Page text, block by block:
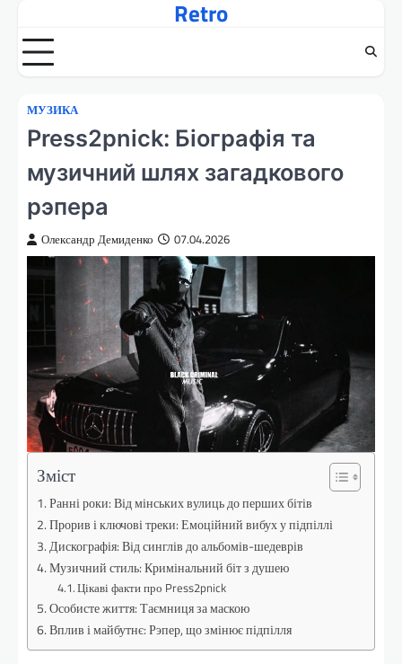
вмісту
Retro
МУЗИКА
Press2pnick: Біографія та
музичний шлях загадкового
рэпера
Олександр Демиденко 07.04.2026
Зміст
Ранні роки: Від мінських вулиць до перших бітів
Прорив і ключові треки: Емоційний вибух у підпіллі
Дискографія: Від синглів до альбомів-шедеврів
Музичний стиль: Кримінальний біт з душею
Цікаві факти про Press2pnick
Особисте життя: Таємниця за маскою
Вплив і майбутнє: Рэпер, що змінює підпілля